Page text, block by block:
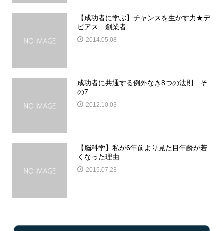
【成功者に学ぶ】チャンスを生かす力★デ
ビアス 創業者...
2014.05.08
成功者に共通する例外なき8つの法則 そ
の7
2012.10.03
【脳科学】私が6年前より見た目年齢が若
くなった理由
2015.07.23